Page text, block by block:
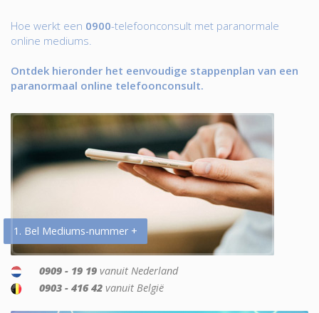
Hoe werkt een 0900-telefoonconsult met paranormale
online mediums.
Ontdek hieronder het eenvoudige stappenplan van een
paranormaal online telefoonconsult.
1. Bel Mediums-nummer +
0909 - 19 19 vanuit Nederland
0903 - 416 42 vanuit België